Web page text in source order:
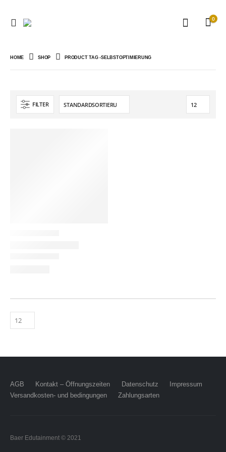
0
HOME SHOP PRODUCT TAG -SELBSTOPTIMIERUNG
FILTER
AGB Kontakt – Öffnungszeiten Datenschutz
Impressum
Versandkosten- und bedingungen
Zahlungsarten
Baer Edutainment © 2021